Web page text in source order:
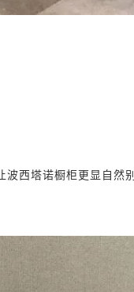
西塔诺橱柜更显自然